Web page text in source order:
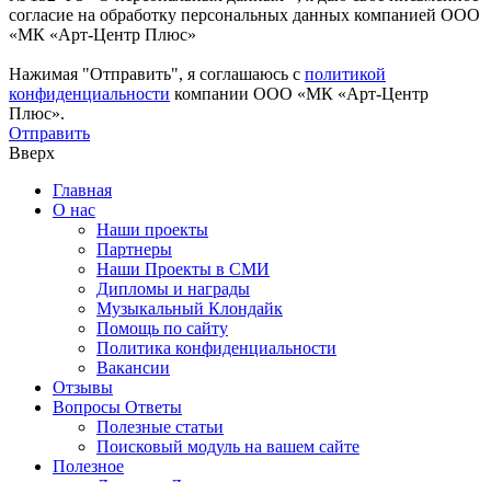
согласие на обработку персональных данных компанией ООО
«МК «Арт-Центр Плюс»
Нажимая "Отправить", я соглашаюсь с политикой
конфиденциальности компании ООО «МК «Арт-Центр
Плюс».
Отправить
Вверх
Главная
О нас
Наши проекты
Партнеры
Наши Проекты в СМИ
Дипломы и награды
Музыкальный Клондайк
Помощь по сайту
Политика конфиденциальности
Вакансии
Отзывы
Вопросы Ответы
Полезные статьи
Поисковый модуль на вашем сайте
Полезное